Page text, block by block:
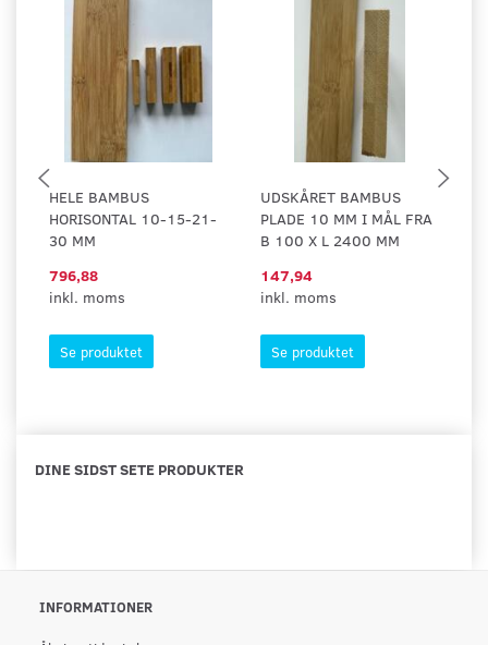
HELE BAMBUS
HORISONTAL 10-15-21-
30 MM
796,88
inkl. moms
Se produktet
UDSKÅRET BAMBUS
PLADE 10 MM I MÅL FRA
B 100 X L 2400 MM
147,94
inkl. moms
Se produktet
DINE SIDST SETE PRODUKTER
INFORMATIONER